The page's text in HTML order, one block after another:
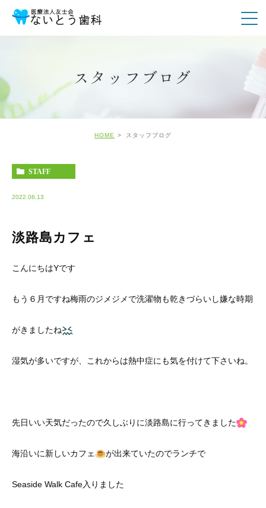
スタッフブログ
HOME スタッフブログ
STAFF
2022.06.13
淡路島カフェ
こんにちはYです
もう６月ですね梅雨のジメジメで洗濯物も乾きづらいし嫌な時期
がきましたね
湿気が多いですが、これからは熱中症にも気を付けて下さいね。
先日いい天気だったので久しぶりに淡路島に行ってきました
海沿いに新しいカフェ が出来ていたのでランチで
Seaside Walk Cafe入りました